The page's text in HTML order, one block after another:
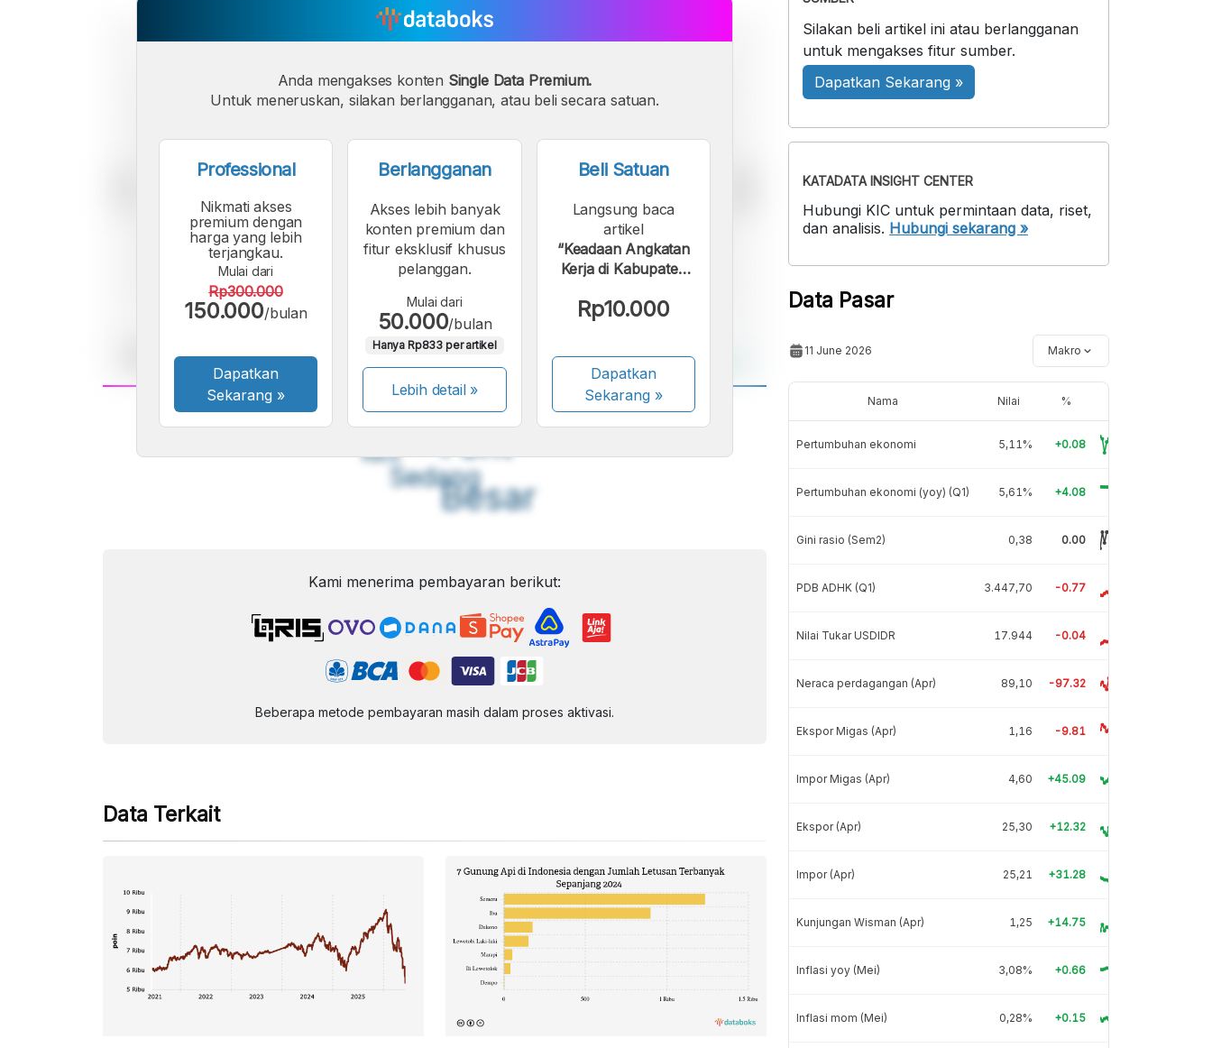
A
Font
Kecil
A
Sedang
A
Besar
Anda mengakses konten Single Data Premium.
Untuk meneruskan, silakan berlangganan, atau beli secara satuan.
Professional
Nikmati akses
premium dengan
harga yang lebih
terjangkau.
Mulai dari
Rp300.000
150.000/bulan
Dapatkan
Sekarang »
Berlangganan
Akses lebih banyak
konten premium dan
fitur eksklusif khusus
pelanggan.
Mulai dari
50.000/bulan
Hanya Rp833 per artikel
Lebih detail »
Beli Satuan
Langsung baca
artikel
“Keadaan Angkatan
Kerja di Kabupaten
2024”.
Rp10.000
Dapatkan
Sekarang»
Kami menerima pembayaran berikut:
Beberapa metode pembayaran masih dalam proses aktivasi.
Data Terkait
Silakan beli artikel ini atau berlangganan
untuk mengakses fitur sumber.
Dapatkan Sekarang »
KATADATA INSIGHT CENTER
Hubungi KIC untuk permintaan data, riset,
dan analisis. Hubungi sekarang »
Data Pasar
11 June 2026 Makro
Nama Nilai %
Pertumbuhan ekonomi 5,11% +0.08
Pertumbuhan ekonomi (yoy) (Q1) 5,61% +4.08
Gini rasio (Sem2) 0,38 0.00
PDB ADHK (Q1) 3.447,70 -0.77
Nilai Tukar USDIDR 17.944 -0.04
Neraca perdagangan (Apr) 89,10 -97.32
Ekspor Migas (Apr) 1,16 -9.81
Impor Migas (Apr) 4,60 +45.09
Ekspor (Apr) 25,30 +12.32
Impor (Apr) 25,21 +31.28
Kunjungan Wisman (Apr) 1,25 +14.75
Inflasi yoy (Mei) 3,08% +0.66
Inflasi mom (Mei) 0,28% +0.15